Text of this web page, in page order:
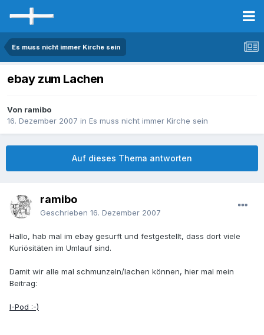
Es muss nicht immer Kirche sein
ebay zum Lachen
Von ramibo
16. Dezember 2007 in Es muss nicht immer Kirche sein
Auf dieses Thema antworten
ramibo
Geschrieben 16. Dezember 2007
Hallo, hab mal im ebay gesurft und festgestellt, dass dort viele
Kuriösitäten im Umlauf sind.
Damit wir alle mal schmunzeln/lachen können, hier mal mein
Beitrag:
I-Pod :-)